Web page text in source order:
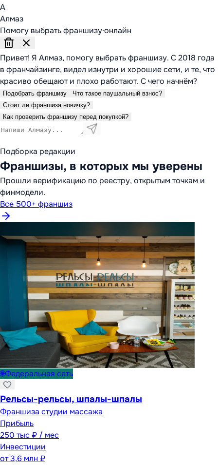
А
Алмаз
Помогу выбрать франшизу·онлайн
Привет! Я Алмаз, помогу выбрать франшизу. С 2018 года
в франчайзинге, видел изнутри и хорошие сети, и те, что
красиво обещают и плохо работают. С чего начнём?
Подобрать франшизу
Что такое паушальный взнос?
Стоит ли франшиза новичку?
Как проверить франшизу перед покупкой?
Подборка редакции
Франшизы, в которых мы уверены
Прошли верификацию по реестру, открытым точкам и
финмодели.
Все 500+ франшиз
🌐Федеральная сеть
Рельсы-рельсы, шпалы-шпалы
Франшиза студии массажа
Прибыль
250 тыс ₽ / мес
Инвестиции
от3,6 млн ₽